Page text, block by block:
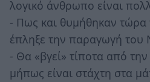
λογικό άνθρωπο είναι
- Πως και θυμήθηκαν τώρα
έπληξε την παραγωγή του
- Θα «βγεί» τίποτα από
μήπως είναι στάχτη στα